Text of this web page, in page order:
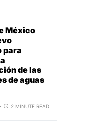
México
para
de las
de aguas
2 MINUTE READ